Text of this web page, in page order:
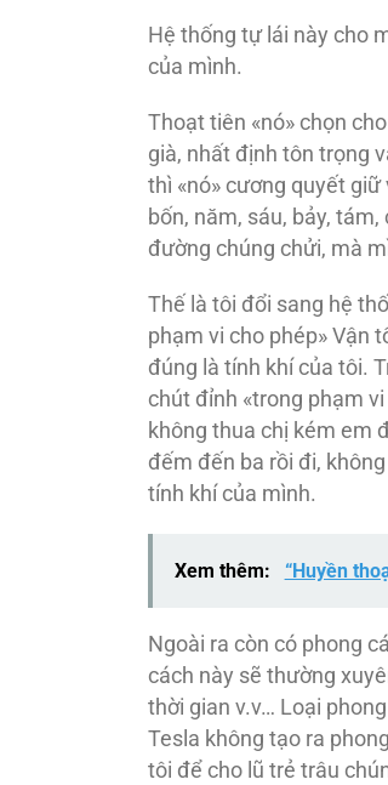
Hệ thống tự lái này cho
của mình.
Thoạt tiên «nó» chọn
già, nhất định tôn trọng
thì «nó» cương quyết
bốn, năm, sáu, bảy,
đường chúng chửi, mà
Thế là tôi đổi sang hệ
phạm vi cho phép» Vận
đúng là tính khí của tôi.
chút đỉnh «trong phạm
không thua chị kém em
đếm đến ba rồi đi,
tính khí của mình.
Xem thêm: “Huyền
Ngoài ra còn có phong
cách này sẽ thường
thời gian v.v… Loại
Tesla không tạo ra
tôi để cho lũ trẻ trâu